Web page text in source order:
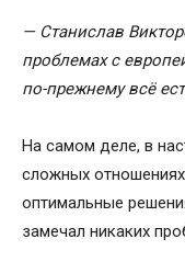
— Станислав
проблемах с
по-прежнему всё
На самом деле, в
сложных
оптимальные
замечал никаких